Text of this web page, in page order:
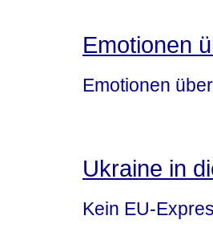
Emotionen
Emotionen
Ukraine in
Kein EU-